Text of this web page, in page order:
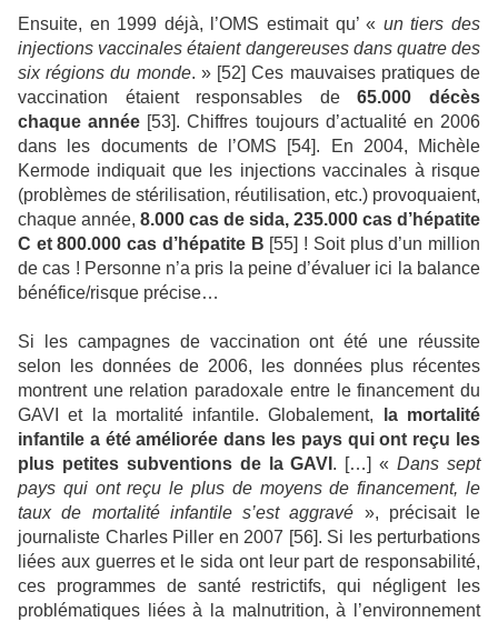
Ensuite, en 1999 déjà, l’OMS estimait qu’ « un tiers des
injections vaccinales étaient dangereuses dans quatre des
six régions du monde. » [52] Ces mauvaises pratiques de
vaccination étaient responsables de65.000
décès
chaque année [53]. Chiffres toujours d’actualité en 2006
dans les documents de l’OMS [54]. En 2004, Michèle
Kermode indiquait que les injections vaccinales à risque
(problèmes de stérilisation, réutilisation, etc.) provoquaient,
chaque année, 8.000 cas de sida, 235.000 cas d’hépatite
C et 800.000 cas d’hépatite B [55] ! Soit plus d’un million
de cas ! Personne n’a pris la peine d’évaluer ici la balance
bénéfice/risque précise…
Si les campagnes de vaccination ont été une réussite
selon les données de 2006, les données plus récentes
montrent une relation paradoxale entre le financement du
GAVI et la mortalité infantile. Globalement,
la mortalité
infantile a été améliorée dans les pays qui ont reçu les
plus petites subventions de la GAVI . […] «Dans sept
pays qui ont reçu le plus de moyens de financement, le
taux de mortalité infantile s’est aggravé », précisait le
journaliste Charles Piller en 2007 [56]. Si les perturbations
liées aux guerres et le sida ont leur part de responsabilité,
ces programmes de santé restrictifs, qui négligent les
problématiques liées à la malnutrition, à l’environnement